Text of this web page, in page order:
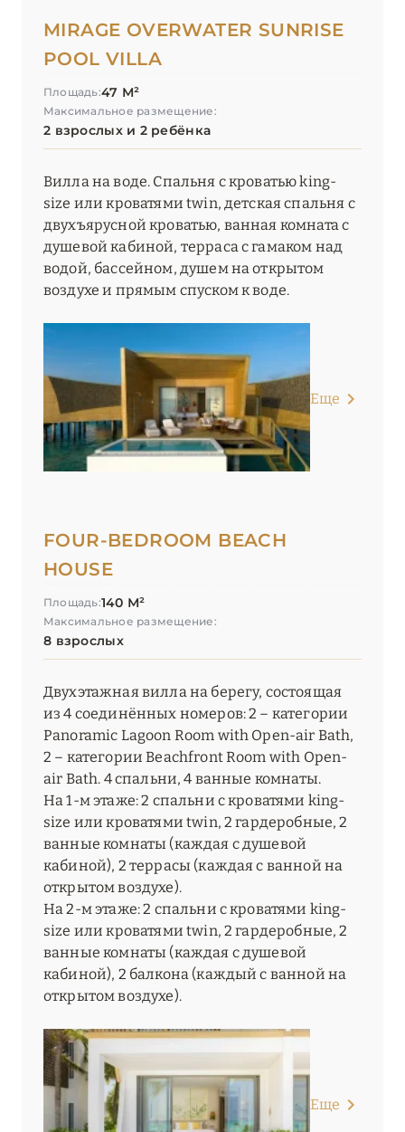
MIRAGE OVERWATER SUNRISE
POOL VILLA
Площадь:47 М²
Максимальное размещение:
2 взрослых и 2 ребёнка
Вилла на воде. Спальня с кроватью king-
size или кроватями twin, детская спальня с
двухъярусной кроватью, ванная комната с
душевой кабиной, терраса с гамаком над
водой, бассейном, душем на открытом
воздухе и прямым спуском к воде.
Еще
FOUR-BEDROOM BEACH
HOUSE
Площадь:140 М²
Максимальное размещение:
8 взрослых
Двухэтажная вилла на берегу, состоящая
из 4 соединённых номеров: 2 – категории
Panoramic Lagoon Room with Open-air Bath,
2 – категории Beachfront Room with Open-
air Bath. 4 спальни, 4 ванные комнаты.
На 1-м этаже: 2 спальни с кроватями king-
size или кроватями twin, 2 гардеробные, 2
ванные комнаты (каждая с душевой
кабиной), 2 террасы (каждая с ванной на
открытом воздухе).
На 2-м этаже: 2 спальни с кроватями king-
size или кроватями twin, 2 гардеробные, 2
ванные комнаты (каждая с душевой
кабиной), 2 балкона (каждый с ванной на
открытом воздухе).
Еще